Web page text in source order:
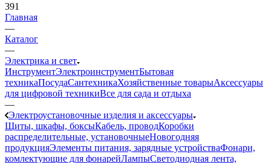
391
Главная
—
Каталог
—
Электрика и свет
ИнструментЭлектроинструментБытовая
техникаПосудаСантехникаХозяйственные товарыАксессуары
для цифровой техникиВсе для сада и отдыха
—
Электроустановочные изделия и аксессуары
Щиты, шкафы, боксыКабель, проводКоробки
распределительные, установочныеНовогодняя
продукцияЭлементы питания, зарядные устройстваФонари,
комлектующие для фонарейЛампыСветодиодная лента,